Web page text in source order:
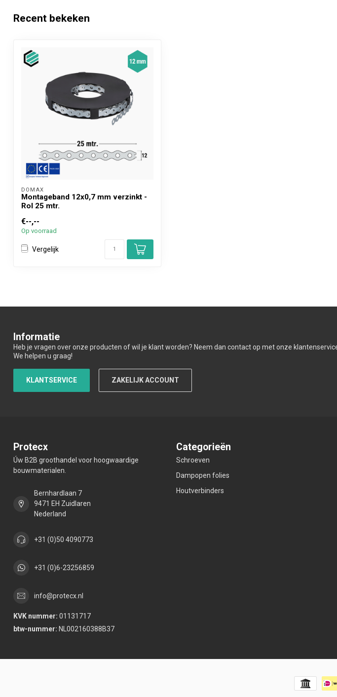
Toepassing
Recent bekeken
DOMAX
Montageband 12x0,7 mm verzinkt -
Rol 25 mtr.
€--,--
Op voorraad
Vergelijk
Informatie
Heb je vragen over onze producten of wil je klant worden? Neem dan contact op met onze
We helpen u graag!
KLANTSERVICE ZAKELIJK ACCOUNT
Protecx
Úw B2B groothandel voor hoogwaardige
bouwmaterialen.
Bernhardlaan 7
9471 EH Zuidlaren
Nederland
+31 (0)50 4090773
+31 (0)6-23256859
info@protecx.nl
KVK nummer: 01131717
btw-nummer: NL002160388B37
Categorieën
Schroeven
Dampopen folies
Houtverbinders